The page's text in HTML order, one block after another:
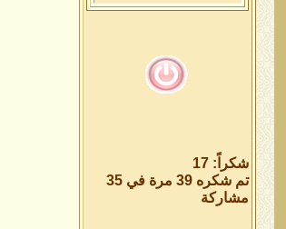
شكراً: 17
تم شكره 39 مرة في 35
مشاركة